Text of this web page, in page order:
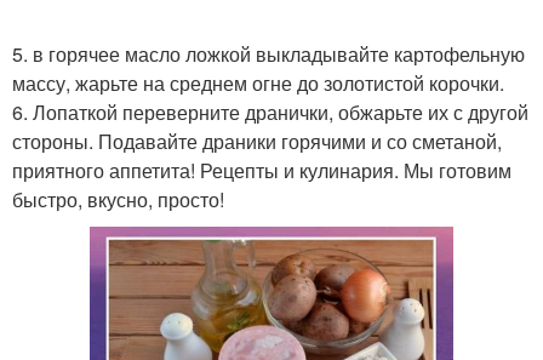
5. в горячее масло ложкой выкладывайте картофельную
массу, жарьте на среднем огне до золотистой корочки.
6. Лопаткой переверните дранички, обжарьте их с другой
стороны. Подавайте драники горячими и со сметаной,
приятного аппетита! Рецепты и кулинария. Мы готовим
быстро, вкусно, просто!